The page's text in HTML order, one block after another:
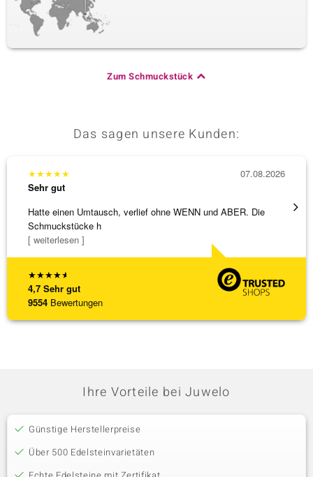
Zum Schmuckstück
Das sagen unsere Kunden:
★★★★★
4,7 Sehr gut
9554 Bewertungen
★★★★★
Sehr gut
Hatte einen Umtausch, verlief ohne WENN und ABER. Die
Schmuckstücke h
[ weiterlesen ]
07.08.2026
Die
Ihre Vorteile bei Juwelo
Günstige Herstellerpreise
Über 500 Edelsteinvarietäten